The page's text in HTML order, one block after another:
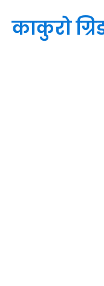
काकुरो